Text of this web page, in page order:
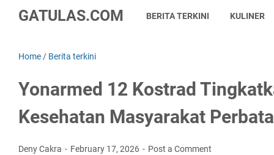
GATULAS.COM BERITA TERKINI KULINER
Home / Berita terkini
Yonarmed 12 Kostrad
Kesehatan Masyarakat
Deny Cakra February 17, 2026 Post a Comment